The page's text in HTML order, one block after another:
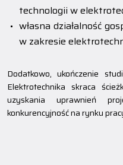
technologii w
własna działalność
w zakresie
Dodatkowo, ukończenie
Elektrotechnika skraca
uzyskania uprawnień
konkurencyjność na rynku